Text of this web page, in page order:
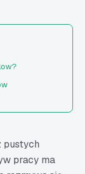
pustych
pracy ma